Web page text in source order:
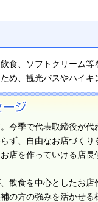
食、ソフトクリーム等
め、観光バスやハイキ
今季で代表取締役が代
ず、自由なお店づくり
店を作っていける店長
飲食を中心としたお店
の方の強みを活かせる